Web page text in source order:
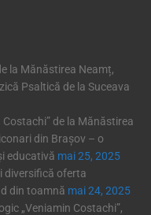
la Mănăstirea Neamț,
Psaltică de la Suceava
Costachi” de la Mănăstirea
din Brașov – o
educativă mai 25, 2025
diversifică oferta
din toamnă mai 24, 2025
„Veniamin Costachi”,